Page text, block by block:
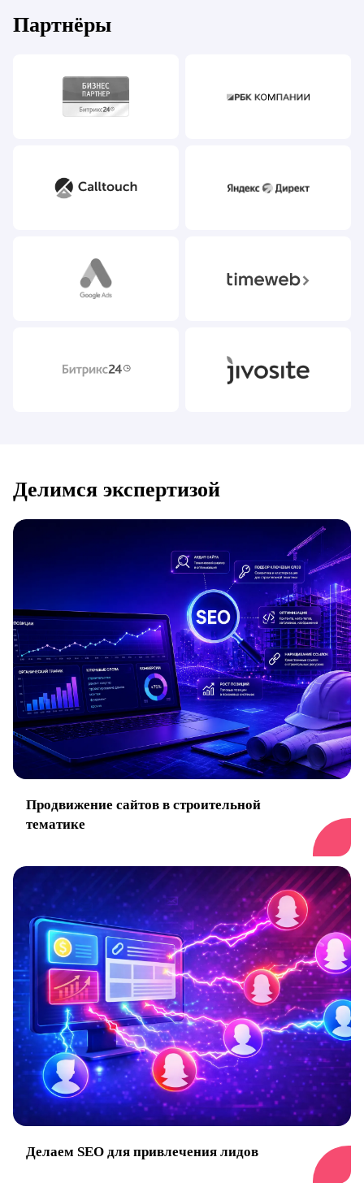
Партнёры
Делимся экспертизой
Продвижение сайтов в строительной
тематике
Делаем SEO для привлечения лидов